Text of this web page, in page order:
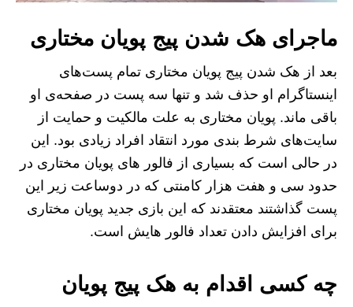
ماجرای هک شدن پیج پویان مختاری
بعد از هک شدن پیج پویان مختاری تمام پست‌های
اینستاگرام او حذف شد و تنها سه پست در صفحه‌ی او
باقی ماند. پویان مختاری به علت مالکیت و حمایت از
سایت‌های شرط بندی مورد انتقاد افراد زیادی بود. این
در حالی است که بسیاری از فالور های پویان مختاری در
حدود سی و هفت هزار کامنتی که در دوساعت زیر این
پست گذاشتند معتقدند که این بازی جدید پویان مختاری
برای افزایش دادن تعداد فالور هایش است.
چه کسی اقدام به هک پیج پویان